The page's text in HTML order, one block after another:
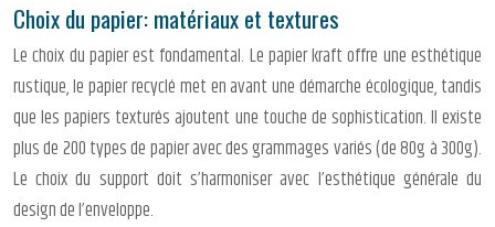
Choix du papier: matériaux et textures
Le choix du papier est fondamental. Le papier kraft offre une esthétique
rustique, le papier recyclé met en avant une démarche écologique, tandis
que les papiers texturés ajoutent une touche de sophistication. Il existe
plus de 200 types de papier avec des grammages variés (de 80g à 300g).
Le choix du support doit s’harmoniser avec l’esthétique générale du
design de l’enveloppe.